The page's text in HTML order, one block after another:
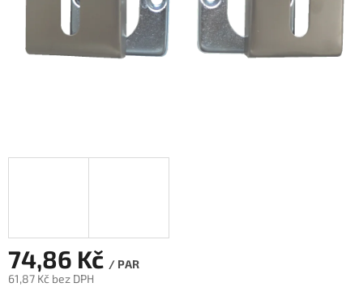
74,86 Kč / PAR
61,87 Kč bez DPH